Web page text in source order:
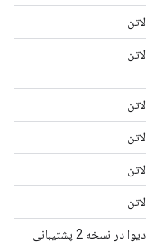
لاتن
لاتن
لاتن
لاتن
لاتن
لاتن
دیوا در نسخه 2 پشتیبانی